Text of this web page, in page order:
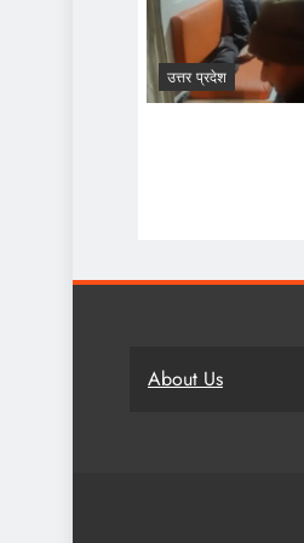
उत्तर प्रदेश
About Us